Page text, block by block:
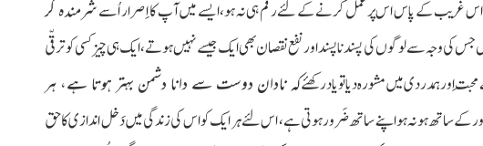
غریب کے پاس اس پر عمل کرنے کے لئے رقم ہی نہ ہو،ایسے میں آپ کا اِصرار اُسےشرمندہ کر
جس کی وجہ سے لوگوں کی پسند ناپسند اور نفع نقصان بھی ایک جیسے نہیں ہوتے، ایک ہی چیز کسی کو ترقّی
ہمدردی میں مشورہ دیا تو یاد رکھئےکہ نادان دوست سے دانا دشمن بہتر ہوتا ہے، ہر
کے ساتھ ہو نہ ہو اپنے ساتھ ضَرور ہوتی ہے، اس لئے ہر ایک کو اس کی زندگی میں دَخل اندازی کا حق